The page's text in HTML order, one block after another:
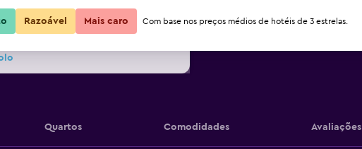
76 € Ver oferta
Quartos Comodidades Avaliações
Razoável Mais caro Com base nos preços médios de hotéis de 3 estrelas.